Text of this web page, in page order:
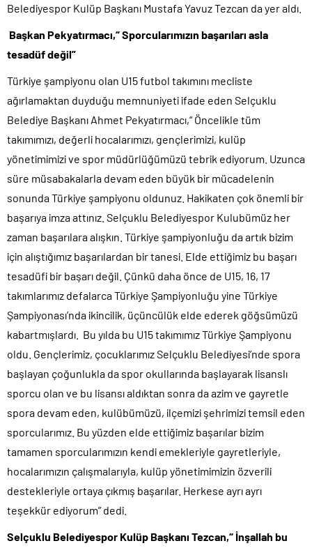
Belediyespor Kulüp Başkanı Mustafa Yavuz Tezcan da yer aldı.
Başkan Pekyatırmacı,“ Sporcularımızın başarıları asla
tesadüf değil”
Türkiye şampiyonu olan U15 futbol takımını mecliste
ağırlamaktan duyduğu memnuniyeti ifade eden Selçuklu
Belediye Başkanı Ahmet Pekyatırmacı,“ Öncelikle tüm
takımımızı, değerli hocalarımızı, gençlerimizi, kulüp
yönetimimizi ve spor müdürlüğümüzü tebrik ediyorum. Uzunca
süre müsabakalarla devam eden büyük bir mücadelenin
sonunda Türkiye şampiyonu oldunuz. Hakikaten çok önemli bir
başarıya imza attınız. Selçuklu Belediyespor Kulubümüz her
zaman başarılara alışkın. Türkiye şampiyonluğu da artık bizim
için alıştığımız başarılardan bir tanesi. Elde ettiğimiz bu başarı
tesadüfi bir başarı değil. Çünkü daha önce de U15, 16, 17
takımlarımız defalarca Türkiye Şampiyonluğu yine Türkiye
Şampiyonası’nda ikincilik, üçüncülük elde ederek göğsümüzü
kabartmışlardı. Bu yılda bu U15 takımımız Türkiye Şampiyonu
oldu. Gençlerimiz, çocuklarımız Selçuklu Belediyesi’nde spora
başlayan çoğunlukla da spor okullarında başlayarak lisanslı
sporcu olan ve bu lisansı aldıktan sonra da azim ve gayretle
spora devam eden, kulübümüzü, ilçemizi şehrimizi temsil eden
sporcularımız. Bu yüzden elde ettiğimiz başarılar bizim
tamamen sporcularımızın kendi emekleriyle gayretleriyle,
hocalarımızın çalışmalarıyla, kulüp yönetimimizin özverili
destekleriyle ortaya çıkmış başarılar. Herkese ayrı ayrı
teşekkür ediyorum” dedi.
Selçuklu Belediyespor Kulüp Başkanı Tezcan,“ İnşallah bu